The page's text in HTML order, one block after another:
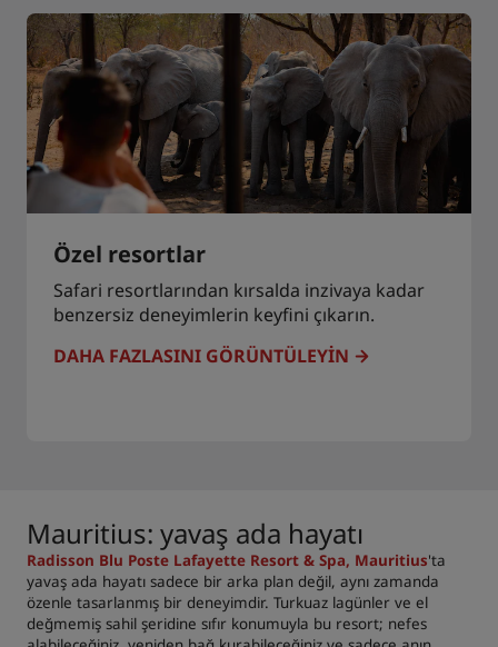
Özel resortlar
Safari resortlarından kırsalda inzivaya kadar
benzersiz deneyimlerin keyfini çıkarın.
DAHA FAZLASINI GÖRÜNTÜLEYIN
Mauritius: yavaş ada hayatı
Radisson Blu Poste Lafayette Resort & Spa, Mauritius'ta
yavaş ada hayatı sadece bir arka plan değil, aynı zamanda
özenle tasarlanmış bir deneyimdir. Turkuaz lagünler ve el
değmemiş sahil şeridine sıfır konumuyla bu resort; nefes